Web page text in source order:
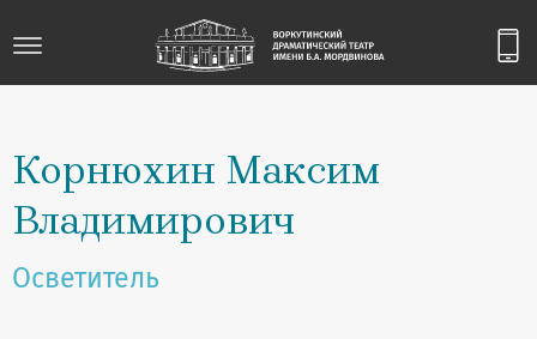
Корнюхин Максим
Владимирович
Осветитель